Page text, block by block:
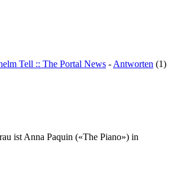
Tell :: The Portal News - Antworten (1)
ist Anna Paquin («The Piano») in